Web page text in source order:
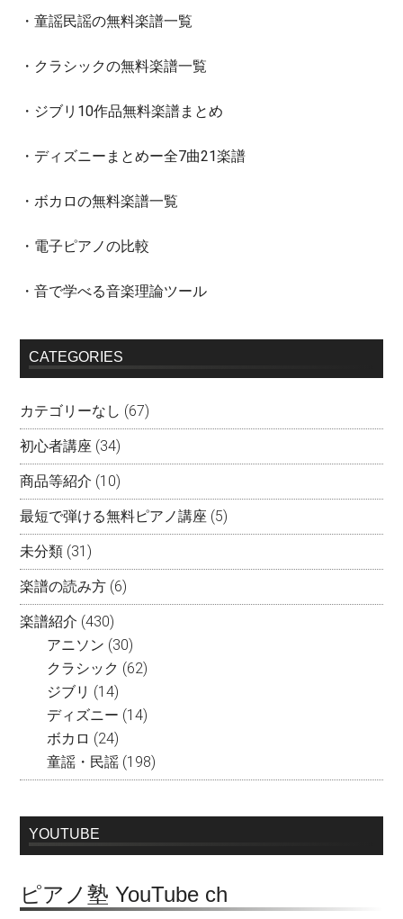
・童謡民謡の無料楽譜一覧
・クラシックの無料楽譜一覧
・ジブリ10作品無料楽譜まとめ
・ディズニーまとめー全7曲21楽譜
・ボカロの無料楽譜一覧
・電子ピアノの比較
・音で学べる音楽理論ツール
CATEGORIES
カテゴリーなし (67)
初心者講座 (34)
商品等紹介 (10)
最短で弾ける無料ピアノ講座 (5)
未分類 (31)
楽譜の読み方 (6)
楽譜紹介 (430)
アニソン (30)
クラシック (62)
ジブリ (14)
ディズニー (14)
ボカロ (24)
童謡・民謡 (198)
YOUTUBE
ピアノ塾 YouTube ch